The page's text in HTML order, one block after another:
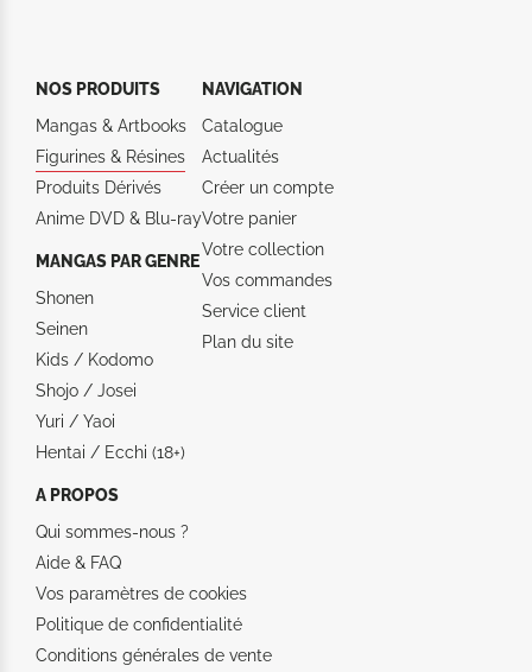
NOS PRODUITS
Mangas & Artbooks
Figurines & Résines
Produits Dérivés
Anime DVD & Blu‑ray
MANGAS PAR GENRE
Shonen
Seinen
Kids / Kodomo
Shojo / Josei
Yuri / Yaoi
Hentai / Ecchi (18+)
NAVIGATION
Catalogue
Actualités
Créer un compte
Votre panier
Votre collection
Vos commandes
Service client
Plan du site
A PROPOS
Qui sommes-nous ?
Aide & FAQ
Vos paramètres de cookies
Politique de confidentialité
Conditions générales de vente